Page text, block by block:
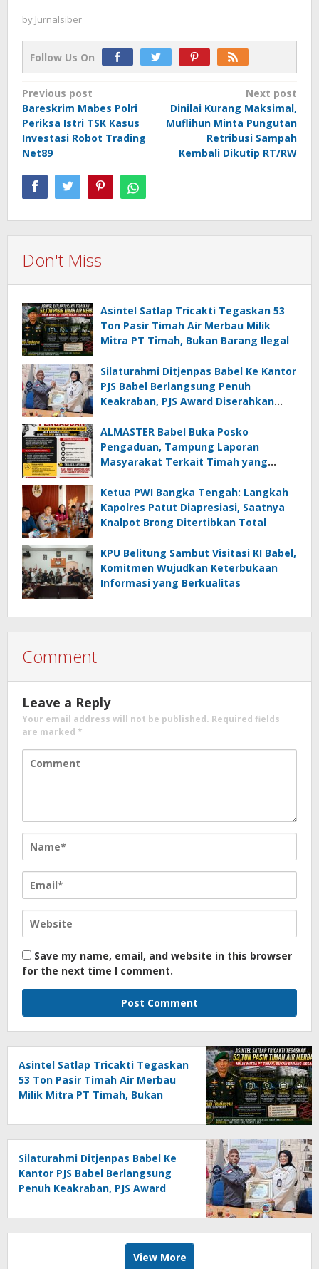
by Jurnalsiber
Follow Us On
Post
navigation
Previous post
Bareskrim Mabes Polri
Periksa Istri TSK Kasus
Investasi Robot Trading
Net89
Next post
Dinilai Kurang Maksimal,
Muflihun Minta Pungutan
Retribusi Sampah
Kembali Dikutip RT/RW
Don't Miss
Asintel Satlap Tricakti Tegaskan 53
Ton Pasir Timah Air Merbau Milik
Mitra PT Timah, Bukan Barang Ilegal
Silaturahmi Ditjenpas Babel Ke Kantor
PJS Babel Berlangsung Penuh
Keakraban, PJS Award Diserahkan
ALMASTER Babel Buka Posko
Pengaduan, Tampung Laporan
Masyarakat Terkait Timah yang
Ketua PWI Bangka Tengah: Langkah
Kapolres Patut Diapresiasi, Saatnya
Knalpot Brong Ditertibkan Total
KPU Belitung Sambut Visitasi KI Babel,
Komitmen Wujudkan Keterbukaan
Informasi yang Berkualitas
Comment
Leave a Reply
Your email address will not be published. Required fields
are marked *
Save my name, email, and website in this browser
for the next time I comment.
Asintel Satlap Tricakti Tegaskan
53 Ton Pasir Timah Air Merbau
Milik Mitra PT Timah, Bukan
Silaturahmi Ditjenpas Babel Ke
Kantor PJS Babel Berlangsung
Penuh Keakraban, PJS Award
Agustina
View More